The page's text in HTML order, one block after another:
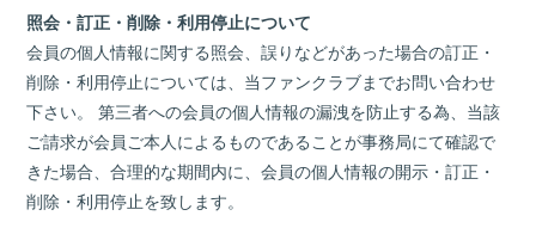
照会・訂正・削除・利用停止について
会員の個人情報に関する照会、誤りなどがあった場合の訂正・
削除・利用停止については、当ファンクラブまでお問い合わせ
下さい。 第三者への会員の個人情報の漏洩を防止する為、当該
ご請求が会員ご本人によるものであることが事務局にて確認で
きた場合、合理的な期間内に、会員の個人情報の開示・訂正・
削除・利用停止を致します。